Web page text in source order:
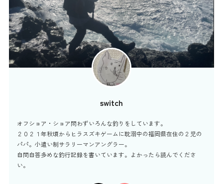
switch
オフショア・ショア問わずいろんな釣りをしています。
２０２１年秋頃からヒラスズキゲームに耽溺中の福岡県在住の２児の
パパ。小遣い制サラリーマンアングラー。
自問自答多めな釣行記録を書いています。よかったら読んでくださ
い。